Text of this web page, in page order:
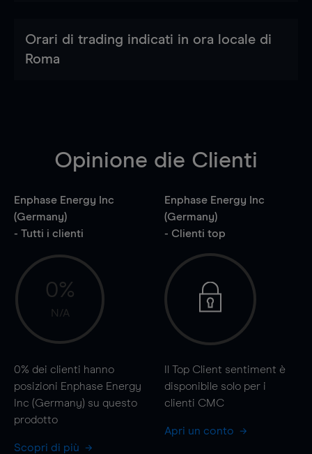
Orari di trading indicati in ora locale di
Roma
Opinione die Clienti
Enphase Energy Inc
(Germany)
- Tutti i clienti
0%
N/A
0% dei clienti hanno
posizioni Enphase Energy
Inc (Germany) su questo
prodotto
Scopri di più
Enphase Energy Inc
(Germany)
- Clienti top
Il Top Client sentiment è
disponibile solo per i
clienti CMC
Apri un conto